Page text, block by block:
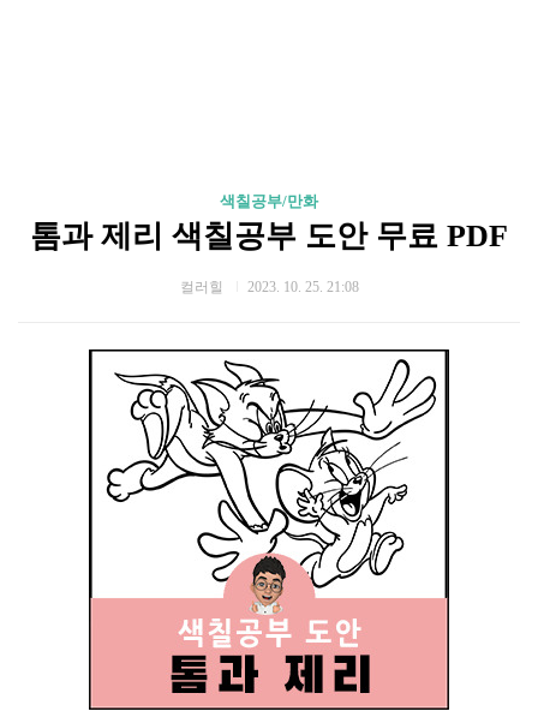
색칠공부/만화
톰과 제리 색칠공부 도안 무료 PDF
컬러힐 2023. 10. 25. 21:08